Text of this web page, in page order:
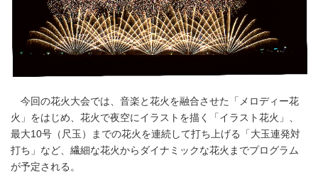
今回の花火大会では、音楽と花火を融合させた「メロディー花
火」をはじめ、花火で夜空にイラストを描く「イラスト花火」、
最大10号（尺玉）までの花火を連続して打ち上げる「大玉連発対
打ち」など、繊細な花火からダイナミックな花火までプログラム
が予定される。